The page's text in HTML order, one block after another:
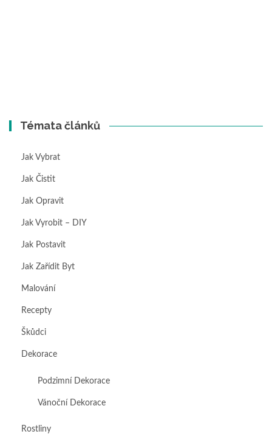
Témata článků
Jak Vybrat
Jak Čistit
Jak Opravit
Jak Vyrobit – DIY
Jak Postavit
Jak Zařídit Byt
Malování
Recepty
Škůdci
Dekorace
Podzimní Dekorace
Vánoční Dekorace
Rostliny